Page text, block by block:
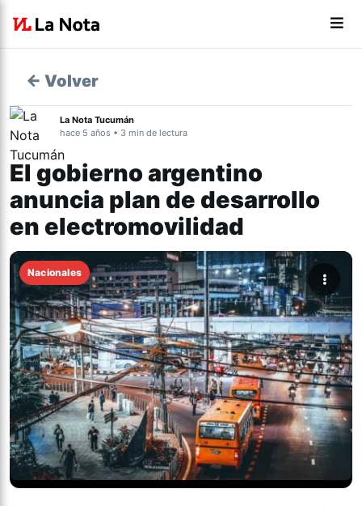
← Volver
La Nota Tucumán
hace 5 años • 3 min de lectura
El gobierno argentino
anuncia plan de desarrollo
en electromovilidad
Nacionales